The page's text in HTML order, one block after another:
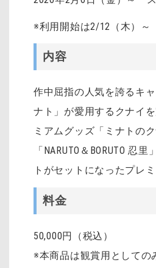
※利用開始は2/12（木）～
内容
作中屈指の人気を誇るキ
ナト」が愛用するクナイ
ミアムグッズ「ミナトの
「NARUTO＆BORUTO 忍
トがセットになったプレ
料金
50,000円（税込）
※本商品は観賞用としての